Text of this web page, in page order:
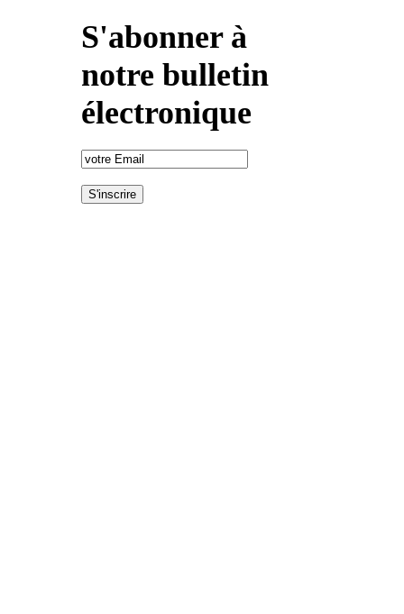
S'abonner à
notre bulletin
électronique